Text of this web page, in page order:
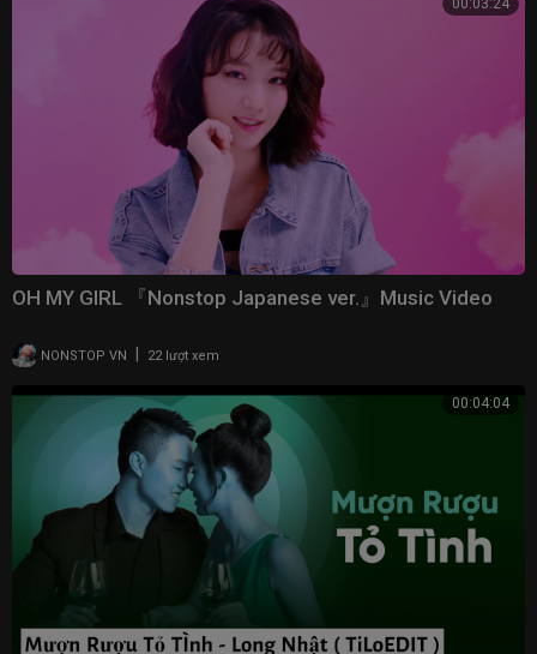
00:03:24
OH MY GIRL 『Nonstop Japanese ver.』Music Video
NONSTOP VN 22 lượt xem
00:04:04